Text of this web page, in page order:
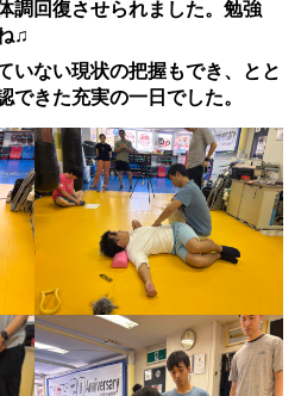
調回復させられました。勉強
♫
いない現状の把握もでき、とと
できた充実の一日でした。